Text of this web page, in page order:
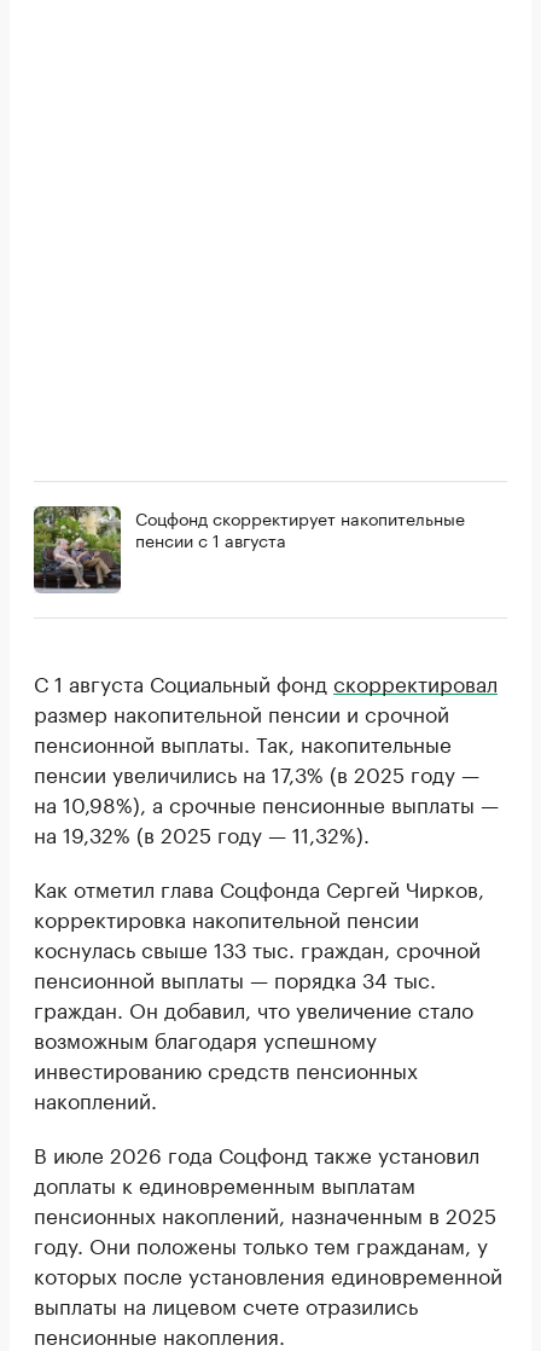
Соцфонд скорректирует накопительные
пенсии с 1 августа
С 1 августа Социальный фонд скорректировал
размер накопительной пенсии и срочной
пенсионной выплаты. Так, накопительные
пенсии увеличились на 17,3% (в 2025 году —
на 10,98%), а срочные пенсионные выплаты —
на 19,32% (в 2025 году — 11,32%).
Как отметил глава Соцфонда Сергей Чирков,
корректировка накопительной пенсии
коснулась свыше 133 тыс. граждан, срочной
пенсионной выплаты — порядка 34 тыс.
граждан. Он добавил, что увеличение стало
возможным благодаря успешному
инвестированию средств пенсионных
накоплений.
В июле 2026 года Соцфонд также установил
доплаты к единовременным выплатам
пенсионных накоплений, назначенным в 2025
году. Они положены только тем гражданам, у
которых после установления единовременной
выплаты на лицевом счете отразились
пенсионные накопления.